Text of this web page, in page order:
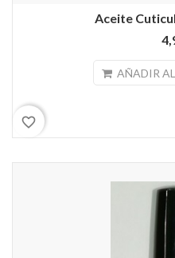
Aceite
AÑADIR
favorite_border